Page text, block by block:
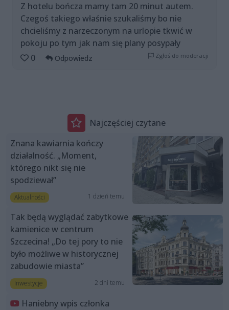
Z hotelu bończa mamy tam 20 minut autem.
Czegoś takiego właśnie szukaliśmy bo nie
chcieliśmy z narzeczonym na urlopie tkwić w
pokoju po tym jak nam się plany posypały
0
Odpowiedz Zgłoś do moderacji
Najczęściej czytane
Znana kawiarnia kończy
działalność. „Moment,
którego nikt się nie
spodziewał”
Aktualności 1 dzień temu
Tak będą wyglądać zabytkowe
kamienice w centrum
Szczecina! „Do tej pory to nie
było możliwe w historycznej
zabudowie miasta”
Inwestycje 2 dni temu
Haniebny wpis członka